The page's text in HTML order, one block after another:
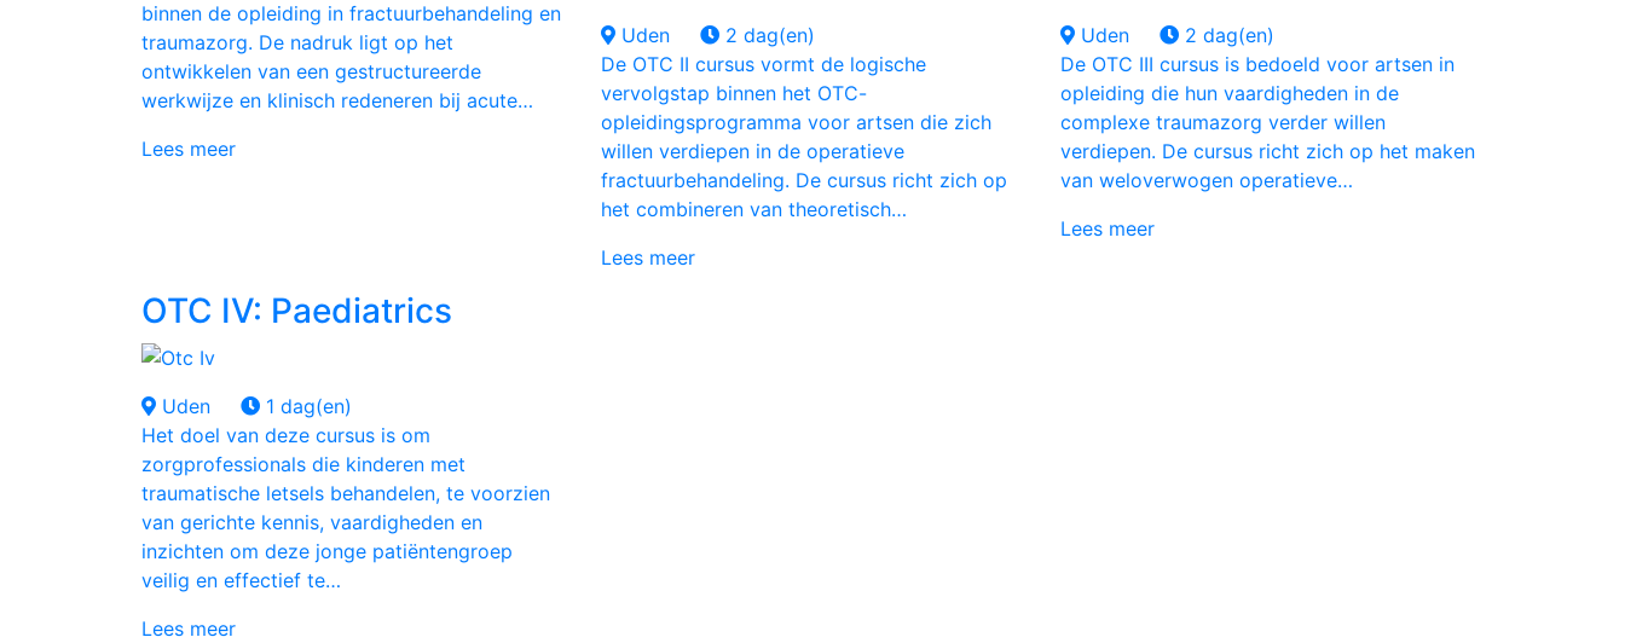
binnen de opleiding in fractuurbehandeling en
traumazorg. De nadruk ligt op het
ontwikkelen van een gestructureerde
werkwijze en klinisch redeneren bij acute…
Lees meer
Uden
2 dag(en)
De OTC II cursus vormt de logische
vervolgstap binnen het OTC-
opleidingsprogramma voor artsen die zich
willen verdiepen in de operatieve
fractuurbehandeling. De cursus richt zich op
het combineren van theoretisch…
Lees meer
Uden
2 dag(en)
De OTC III cursus is bedoeld voor artsen in
opleiding die hun vaardigheden in de
complexe traumazorg verder willen
verdiepen. De cursus richt zich op het maken
van weloverwogen operatieve…
Lees meer
OTC IV: Paediatrics
Uden
1 dag(en)
Het doel van deze cursus is om
zorgprofessionals die kinderen met
traumatische letsels behandelen, te voorzien
van gerichte kennis, vaardigheden en
inzichten om deze jonge patiëntengroep
veilig en effectief te…
Lees meer